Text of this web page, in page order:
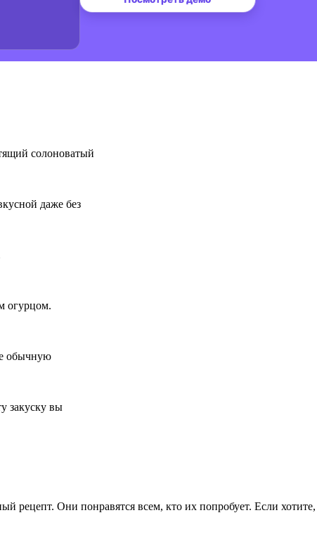
солоноватый
даже без
огурцом.
обычную
закуску вы
рецепт. Они понравятся всем, кто их попробует. Если